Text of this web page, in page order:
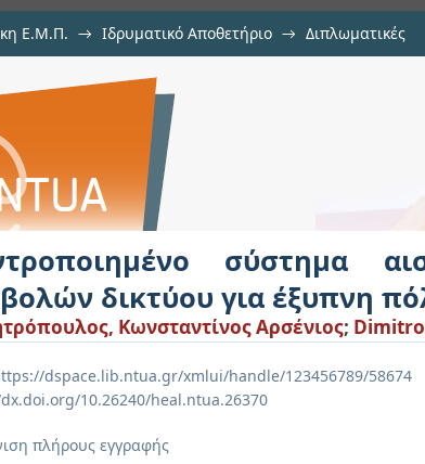
Ε.Μ.Π. → Ιδρυματικό Αποθετήριο → Διπλωματικές
αισθητήρων
σύστημα
δικτύου για έξυπνη
Κωνσταντίνος Αρσένιος;
dspace.lib.ntua.gr/xmlui/handle/123456789/58674
10.26240/heal.ntua.26370
πλήρους εγγραφής